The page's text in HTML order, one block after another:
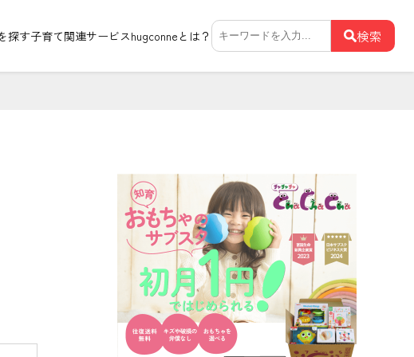
探す子育て関連サービスhugconneとは？ 検
索:
検索